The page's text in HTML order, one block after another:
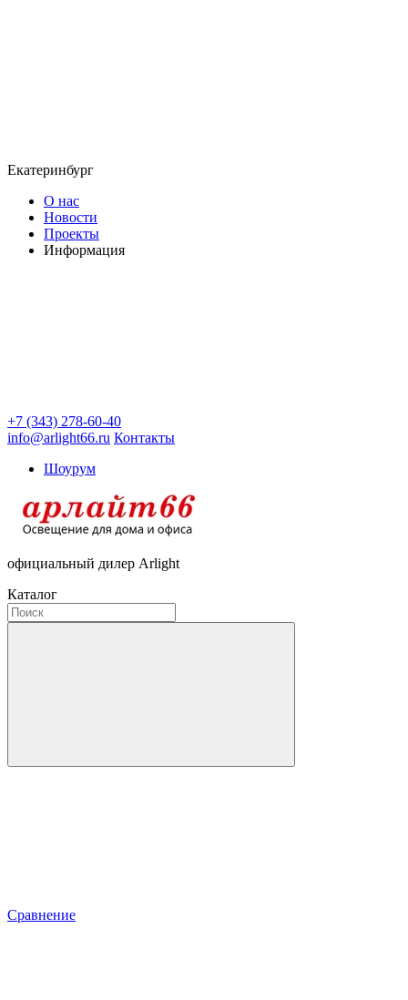
Екатеринбург
О нас
Новости
Проекты
Информация
+7 (343) 278-60-40
info@arlight66.ru Контакты
Шоурум
официальный дилер Arlight
Каталог
Сравнение